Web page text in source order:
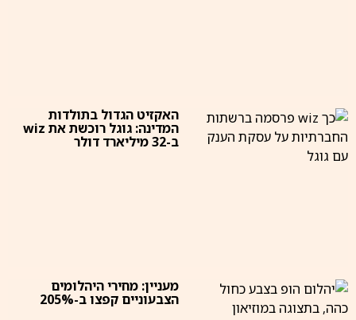
האקזיט הגדול בתולדות
המדינה: גוגל רוכשת את wiz
ב-32 מיליארד דולר
מעניין: מחירי היהלומים
הצבעוניים קפצו ב-205%